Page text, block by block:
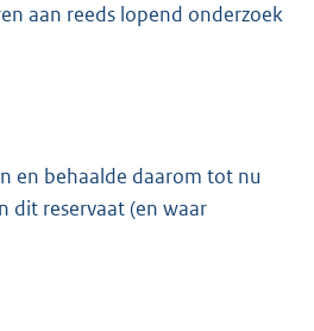
aan reeds lopend onderzoek
en behaalde daarom tot nu
dit reservaat (en waar